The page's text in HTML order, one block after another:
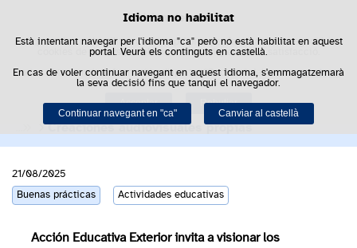
Política de cookies
Aquest lloc web utilitza cookies pròpies per facilitar la navegació i
cookies de tercers per obtenir estadístiques d'ús i satisfacció.
Podeu obtenir més informació a l'apartat "Cookies" del nostreavís legal.
Acceptar Rebutjar
Idioma no habilitat
Està intentant navegar per l'idioma "ca" però no està habilitat en aquest
portal. Veurà els continguts en castellà.
En cas de voler continuar navegant en aquest idioma, s'emmagatzemarà
la seva decisió fins que tanqui el navegador.
Continuar navegant en "ca" Canviar al castellà
Saltar al contenido
Creaciones audiovisuales propias
Cortometrajes de los
concursos del exterior
21/08/2025
Buenas prácticas Actividades educativas
Acción Educativa Exterior invita a visionar los